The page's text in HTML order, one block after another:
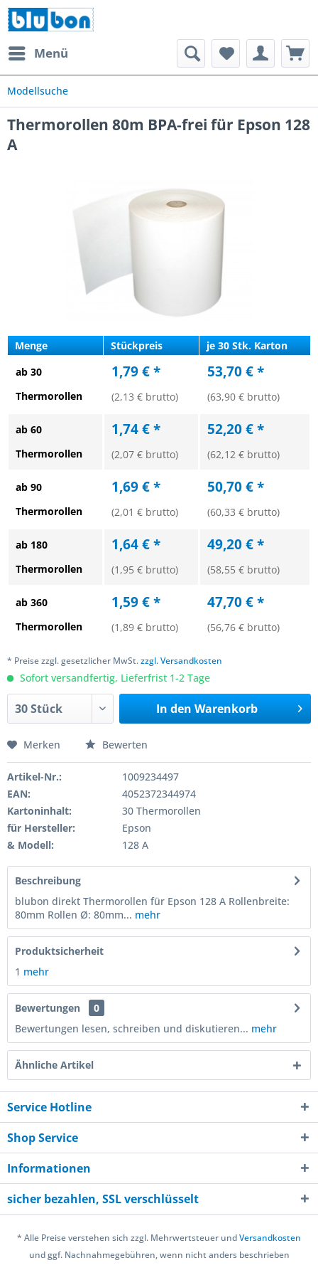
Menü
Modellsuche
Thermorollen 80m BPA-frei für Epson 128
A
Menge Stückpreis
je 30 Stk. Karton
ab 30
Thermorollen
1,79 € *
(2,13 € brutto)
53,70 € *
(63,90 € brutto)
ab 60
Thermorollen
1,74 € *
(2,07 € brutto)
52,20 € *
(62,12 € brutto)
ab 90
Thermorollen
1,69 € *
(2,01 € brutto)
50,70 € *
(60,33 € brutto)
ab 180
Thermorollen
1,64 € *
(1,95 € brutto)
49,20 € *
(58,55 € brutto)
ab 360
Thermorollen
1,59 € *
(1,89 € brutto)
47,70 € *
(56,76 € brutto)
* Preise zzgl. gesetzlicher MwSt.zzgl. Versandkosten
Sofort versandfertig, Lieferfrist 1-2 Tage
In den Warenkorb
Merken Bewerten
Artikel-Nr.:
1009234497
EAN:
4052372344974
Kartoninhalt:
30 Thermorollen
für Hersteller:
Epson
& Modell:
128 A
Beschreibung
blubon direkt Thermorollen für Epson 128 A Rollenbreite:
80mm Rollen Ø: 80mm... mehr
Produktsicherheit
1 mehr
Bewertungen
0
Bewertungen lesen, schreiben und diskutieren... mehr
Ähnliche Artikel
Service Hotline
Shop Service
Informationen
sicher bezahlen, SSL verschlüsselt
* Alle Preise verstehen sich zzgl. Mehrwertsteuer undVersandkosten
und ggf. Nachnahmegebühren, wenn nicht anders beschrieben